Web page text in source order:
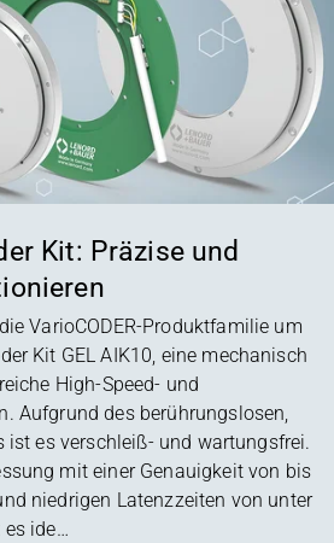
Kit: Präzise und
VarioCODER-Produktfamilie um
Kit GEL AIK10, eine mechanisch
High-Speed- und
Aufgrund des berührungslosen,
es verschleiß- und wartungsfrei.
mit einer Genauigkeit von bis
niedrigen Latenzzeiten von unter
es ide…